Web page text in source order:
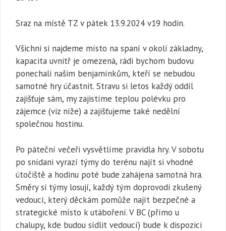
Sraz na místě TZ v pátek 13.9.2024 v19 hodin.
Všichni si najdeme místo na spaní v okolí základny,
kapacita uvnitř je omezená, rádi bychom budovu
ponechali našim benjamínkům, kteří se nebudou
samotné hry účastnit. Stravu si letos každý oddíl
zajišťuje sám, my zajistíme teplou polévku pro
zájemce (viz níže) a zajišťujeme také nedělní
společnou hostinu.
Po páteční večeři vysvětlíme pravidla hry. V sobotu
po snídani vyrazí týmy do terénu najít si vhodné
útočiště a hodinu poté bude zahájena samotná hra.
Směry si týmy losují, každý tým doprovodí zkušený
vedoucí, který děckám pomůže najít bezpečné a
strategické místo k utáboření. V BC (přímo u
chalupy, kde budou sídlit vedoucí) bude k dispozici